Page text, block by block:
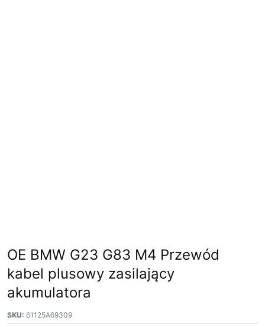
OE BMW G23 G83 M4 Przewód
kabel plusowy zasilający
akumulatora
SKU: 61125A69309